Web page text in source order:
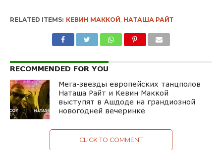
RELATED ITEMS: КЕВИН МАККОЙ НАТАША РАЙТ
RECOMMENDED FOR YOU
Мега-звезды европейских танцполов
Наташа Райт и Кевин Маккой
выступят в Ашдоде на грандиозной
новогодней вечеринке
CLICK TO COMMENT